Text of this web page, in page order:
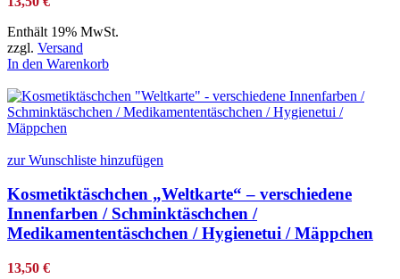
Enthält 19% MwSt.
zzgl. Versand
In den Warenkorb
zur Wunschliste hinzufügen
Kosmetiktäschchen „Weltkarte“ – verschiedene
Innenfarben / Schminktäschchen /
Medikamententäschchen / Hygienetui / Mäppchen
13,50 €